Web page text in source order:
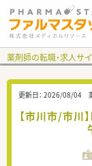
薬剤師の転職・求人サ
更新日： 2026/08/04
【市川市/市